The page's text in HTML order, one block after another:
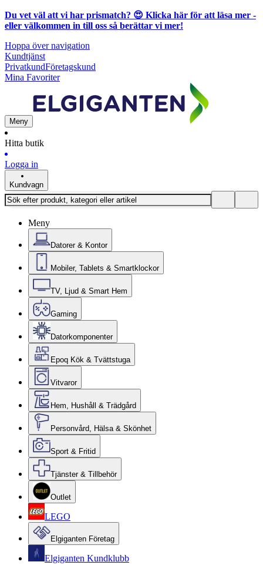
Du vet väl att vi har prismatch? 😍 Klicka här för att läsa mer -
eller välkommen in till oss så berättar vi mer!
Hoppa över navigation
Kundtjänst
PrivatkundFöretagskund
Mina Favoriter
Meny
Hitta butik
Logga in
Kundvagn
Meny
Datorer & Kontor
Mobiler, Tablets & Smartklockor
TV, Ljud & Smart Hem
Gaming
Datorkomponenter
Epoq Kök & Tvättstuga
Vitvaror
Hem, Hushåll & Trädgård
Personvård, Hälsa & Skönhet
Sport & Fritid
Tjänster & Tillbehör
Outlet
LEGO
Elgiganten Företag
Elgiganten Kundklubb